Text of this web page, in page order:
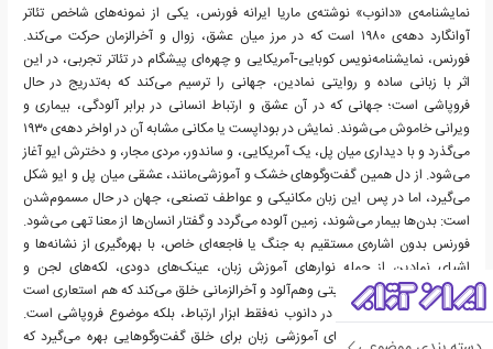
نمایشنامه‌ی «دانوب» نوشته‌ی ماریا ایرانه فورنس، یکی از نمونه‌های شاخص تئاتر
آوانگارد دهه‌ی ۱۹۸۰ است که در مرز میان عشق، زوال و آخرالزمان حرکت می‌کند.
فورنس، نمایشنامه‌نویس کوبایی-آمریکایی و چهره‌ای پیشگام در تئاتر تجربی، در این
اثر با زبانی ساده و روایتی نمادین، جهانی را ترسیم می‌کند که به‌تدریج در حال
فروپاشی است؛ جهانی که در آن عشق و ارتباط انسانی در برابر آلودگی، بیماری و
ویرانی خاموش می‌شوند. نمایش در بوداپست یا مکانی مشابه آن در اواخر دهه‌ی ۱۹۳۰
می‌گذرد و با دیداری میان پل، یک آمریکایی، و ساندور، مردی مجار، و دخترش ایو آغاز
می‌شود. از دل همین گفت‌وگوهای خشک و آموزشی‌مانند، عشقی میان پل و ایو شکل
می‌گیرد، اما در پس این زبان مکانیکی و عواطف تصنعی، جهان در حال مسموم‌شدن
است: بدن‌ها بیمار می‌شوند، زمین آلوده می‌گردد و گفتار انسان‌ها از معنا تهی می‌شود.
فورنس بدون اشاره‌ی مستقیم به جنگ یا فاجعه‌ای خاص، با بهره‌گیری از نشانه‌ها و
اشیای نمادین از جمله نوارهای آموزش زبان، عینک‌های دودی، لکه‌های لجن و
گفت‌وگوهای تکراری وضعیتی وهم‌آلود و آخرالزمانی خلق می‌کند که هم استعاری است
و هم عمیقا انسانی. زبان در دانوب نه‌فقط ابزار ارتباط، بلکه موضوع فروپاشی است.
فورنس از ساختار کتاب‌های آموزشی زبان برای خلق گفت‌وگوهایی بهره می‌گیرد که